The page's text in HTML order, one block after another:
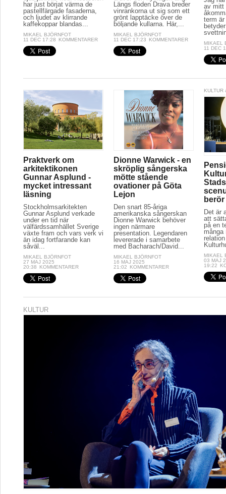
har just börjat värma de
pastellfärgade fasaderna,
och ljudet av klirrande
kaffekoppar blandas...
MIKAEL BJÖRNFOT
11 DEC 17:28
KOMMENTARER
Längs floden Drava breder
vinrankorna ut sig som ett
grönt lapptäcke över de
böljande kullarna. Här,...
MIKAEL BJÖRNFOT
11 DEC 17:23
KOMMENTARER
av mitt
term
MIKAEL
11 DEC
Praktverk om
arkitektikonen
Gunnar Asplund -
mycket intressant
läsning
Stockholmsarkitekten
Gunnar Asplund verkade
under en tid när
välfärdssamhället Sverige
växte fram och vars verk vi
än idag fortfarande kan
såväl...
MIKAEL BJÖRNFOT
27 MAJ 2025
20:38
KOMMENTARER
Dionne Warwick - en
skröplig sångerska
mötte stående
ovationer på Göta
Lejon
Den snart 85-åriga
amerikanska sångerskan
Dionne Warwick behöver
ingen närmare
presentation. Legendaren
levererade i samarbete
med Bacharach/David...
MIKAEL BJÖRNFOT
16 MAJ 2025
21:02
KOMMENTARER
KULTUR
berör
Det är
att
på en
många
MIKAEL
03 MAJ
19:22
KULTUR